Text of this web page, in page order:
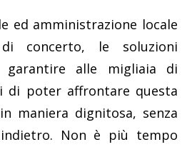
ed amministrazione locale
concerto, le soluzioni
alle migliaia di
di poter affrontare questa
maniera dignitosa, senza
indietro. Non è più tempo